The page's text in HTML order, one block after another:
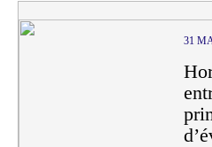
31
Posts
navigation